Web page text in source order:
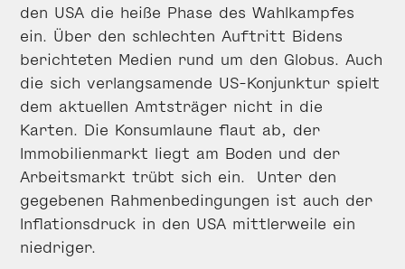
den USA die heiße Phase des Wahlkampfes
ein. Über den schlechten Auftritt Bidens
berichteten Medien rund um den Globus. Auch
die sich verlangsamende US-Konjunktur spielt
dem aktuellen Amtsträger nicht in die
Karten. Die Konsumlaune flaut ab, der
Immobilienmarkt liegt am Boden und der
Arbeitsmarkt trübt sich ein. Unter den
gegebenen Rahmenbedingungen ist auch der
Inflationsdruck in den USA mittlerweile ein
niedriger.